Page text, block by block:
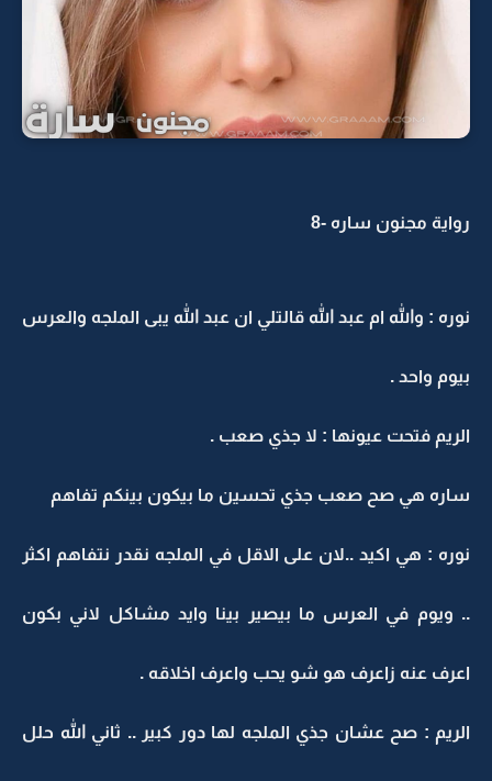
ر واية مجنون ساره -8
نوره : والله ام عبد الله قالتلي ان عبد الله يبى الملجه والعرس
بيوم واحد .
الريم فتحت عيونها : لا جذي صعب .
ساره هي صح صعب جذي تحسين ما بيكون بينكم تفاهم
نوره : هي اكيد ..لان على الاقل في الملجه نقدر نتفاهم اكثر
.. ويوم في العرس ما بيصير بينا وايد مشاكل لاني بكون
اعرف عنه زاعرف هو شو يحب واعرف اخلاقه .
الريم : صح عشان جذي الملجه لها دور كبير .. ثاني الله حلل